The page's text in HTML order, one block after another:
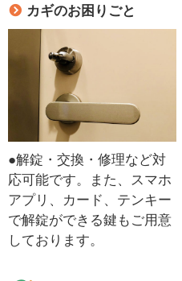
カギのお困りごと
●解錠・交換・修理など対
応可能です。また、スマホ
アプリ、カード、テンキー
で解錠ができる鍵もご用意
しております。